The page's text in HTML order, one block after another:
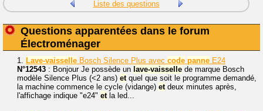
Liste des questions
Questions apparentées dans le forum
Électroménager
1. Lave-vaisselle Bosch Silence Plus avec code panne E24
N°12543 : Bonjour Je possède un lave-vaisselle de marque Bosch
modèle Silence Plus (<2 ans) etquel que soit le programme demandé,
la machine commence le cycle (vidange) etdeux minutes après,
l'affichage indique "e24" etla led...